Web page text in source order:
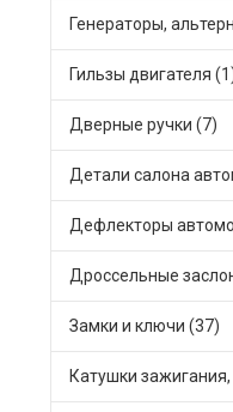
Генераторы,
Гильзы двигателя
Дверные ручки (7)
Детали салона
Дефлекторы
Дроссельные
Замки и ключи (37)
Катушки